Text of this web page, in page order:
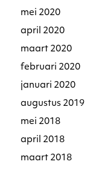
mei 2020
april 2020
maart 2020
februari 2020
januari 2020
augustus 2019
mei 2018
april 2018
maart 2018